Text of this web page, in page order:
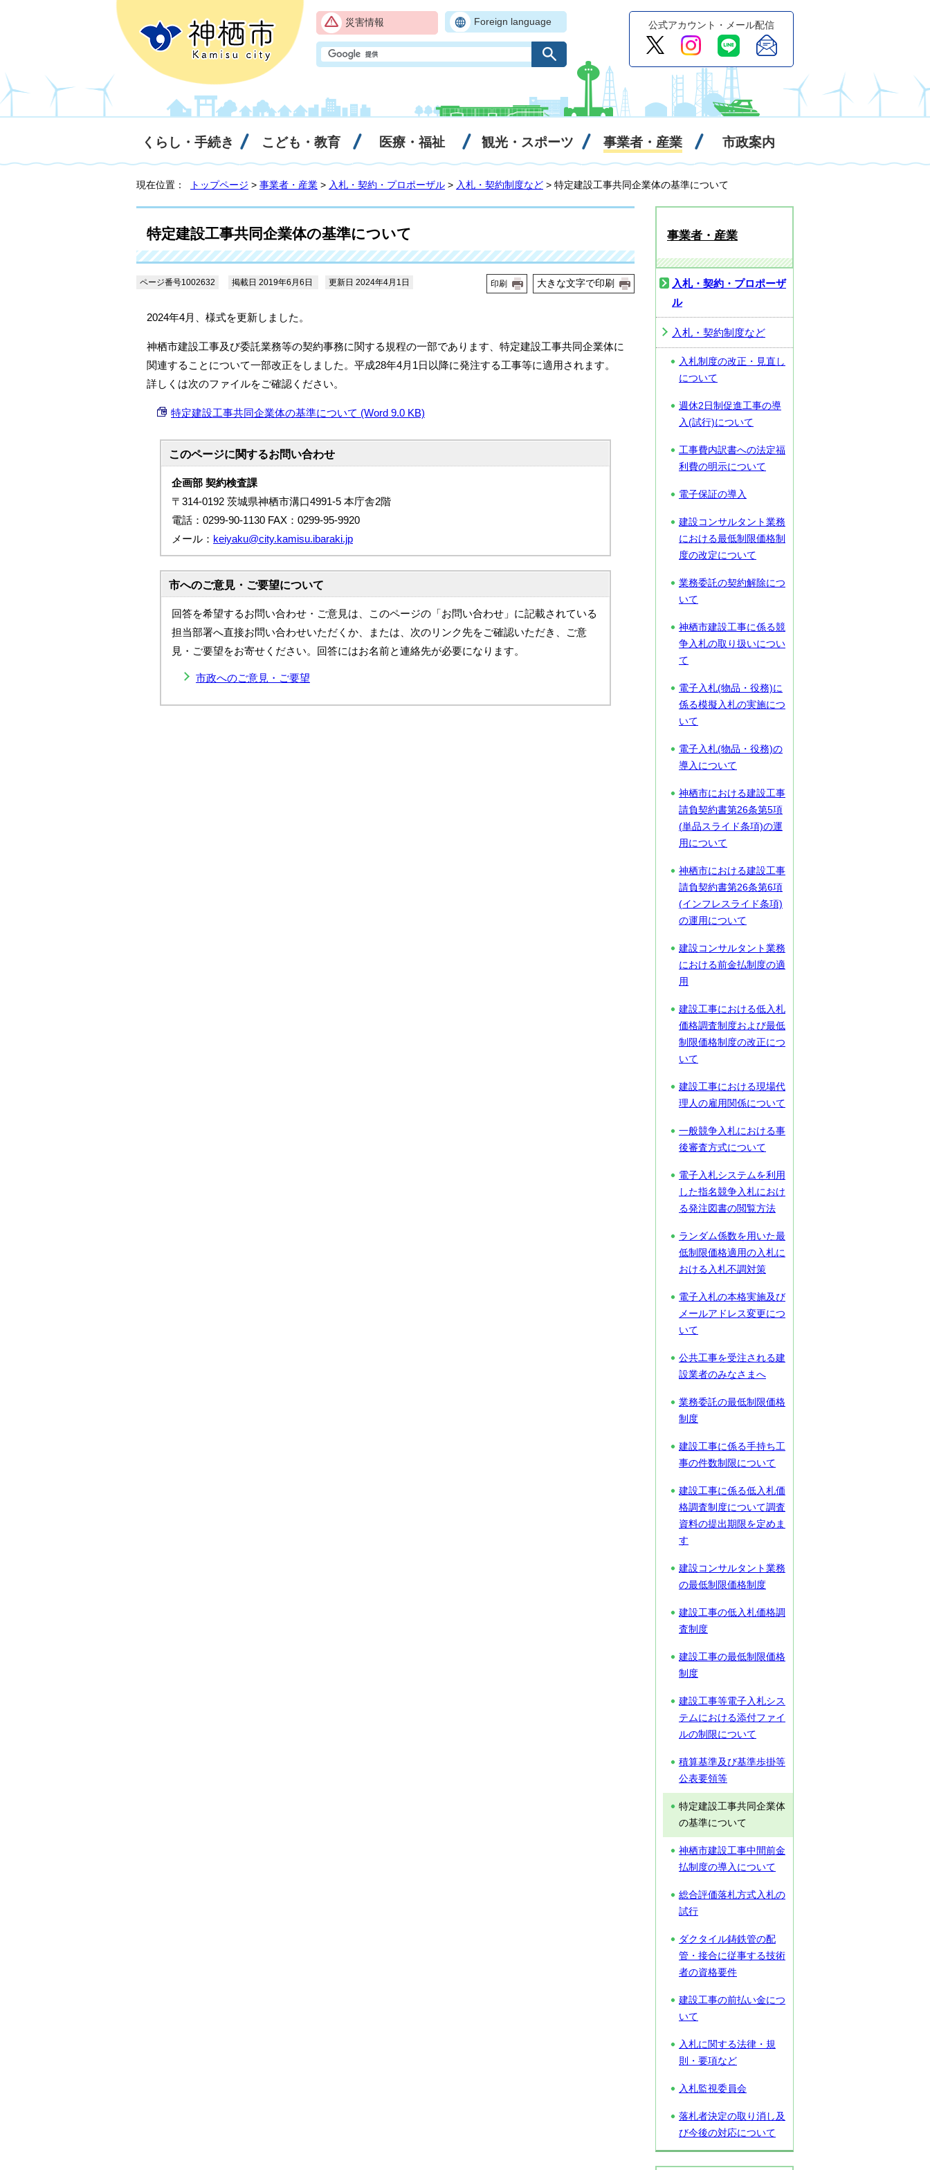
災害情報 Foreign language 公式アカウント・メール配信
くらし・手続き こども・教育 医療・福祉 観光・スポーツ 事業者・産業 市政案内
現在位置： トップページ > 事業者・産業 > 入札・契約・プロポーザル > 入札・契約制度など > 特定建設工事共同企業体の基準について
特定建設工事共同企業体の基準について
ページ番号1002632 掲載日 2019年6月6日 更新日 2024年4月1日 印刷 大きな文字で印刷
2024年4月、様式を更新しました。
神栖市建設工事及び委託業務等の契約事務に関する規程の一部であります、特定建設工事共同企業体に
関連することについて一部改正をしました。平成28年4月1日以降に発注する工事等に適用されます。
詳しくは次のファイルをご確認ください。
特定建設工事共同企業体の基準について (Word 9.0 KB)
このページに関するお問い合わせ
企画部 契約検査課
〒314-0192 茨城県神栖市溝口4991-5 本庁舎2階
電話：0299-90-1130 FAX：0299-95-9920
メール： keiyaku@city.kamisu.ibaraki.jp
市へのご意見・ご要望について
回答を希望するお問い合わせ・ご意見は、このページの「お問い合わせ」に記載されている
担当部署へ直接お問い合わせいただくか、または、次のリンク先をご確認いただき、ご意
見・ご要望をお寄せください。回答にはお名前と連絡先が必要になります。
市政へのご意見・ご要望
事業者・産業
入札・契約・プロポーザ
ル
入札・契約制度など
入札制度の改正・見直し
について
週休2日制促進工事の導
入(試行)について
工事費内訳書への法定福
利費の明示について
電子保証の導入
建設コンサルタント業務
における最低制限価格制
度の改定について
業務委託の契約解除につ
いて
神栖市建設工事に係る競
争入札の取り扱いについ
て
電子入札(物品・役務)に
係る模擬入札の実施につ
いて
電子入札(物品・役務)の
導入について
神栖市における建設工事
請負契約書第26条第5項
(単品スライド条項)の運
用について
神栖市における建設工事
請負契約書第26条第6項
(インフレスライド条項)
の運用について
建設コンサルタント業務
における前金払制度の適
用
建設工事における低入札
価格調査制度および最低
制限価格制度の改正につ
いて
建設工事における現場代
理人の雇用関係について
一般競争入札における事
後審査方式について
電子入札システムを利用
した指名競争入札におけ
る発注図書の閲覧方法
ランダム係数を用いた最
低制限価格適用の入札に
おける入札不調対策
電子入札の本格実施及び
メールアドレス変更につ
いて
公共工事を受注される建
設業者のみなさまへ
業務委託の最低制限価格
制度
建設工事に係る手持ち工
事の件数制限について
建設工事に係る低入札価
格調査制度について調査
資料の提出期限を定めま
す
建設コンサルタント業務
の最低制限価格制度
建設工事の低入札価格調
査制度
建設工事の最低制限価格
制度
建設工事等電子入札シス
テムにおける添付ファイ
ルの制限について
積算基準及び基準歩掛等
公表要領等
特定建設工事共同企業体
の基準について
神栖市建設工事中間前金
払制度の導入について
総合評価落札方式入札の
試行
ダクタイル鋳鉄管の配
管・接合に従事する技術
者の資格要件
建設工事の前払い金につ
いて
入札に関する法律・規
則・要項など
入札監視委員会
落札者決定の取り消し及
び今後の対応について